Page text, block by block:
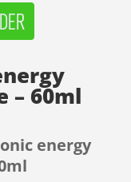
– 60ml
energy